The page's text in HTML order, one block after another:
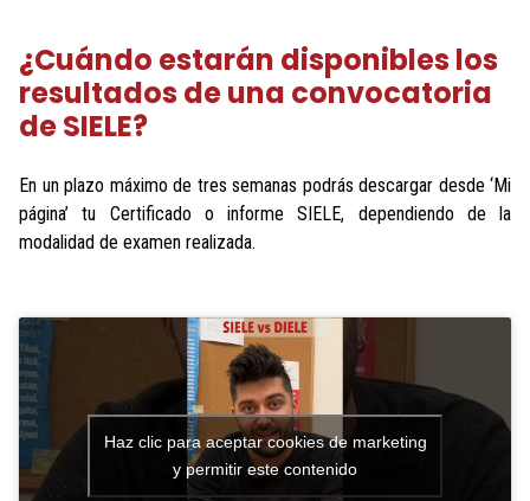
¿Cuándo estarán disponibles los
resultados de una convocatoria
de SIELE?
En un plazo máximo de tres semanas podrás descargar desde ‘Mi
página’ tu Certificado o informe SIELE, dependiendo de la
modalidad de examen realizada.
Haz clic para aceptar cookies de marketing
y permitir este contenido